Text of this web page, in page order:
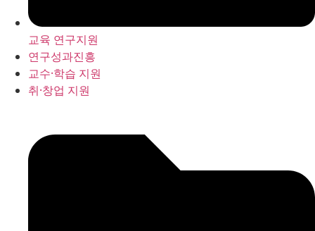
교육 연구지원
연구성과진흥
교수·학습 지원
취·창업 지원